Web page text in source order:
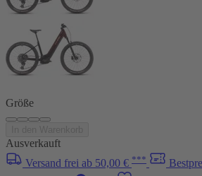
Größe
Ausverkauft
Versand frei ab 50,00 € ***